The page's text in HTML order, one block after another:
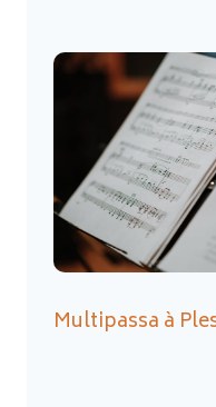
Multipassa à